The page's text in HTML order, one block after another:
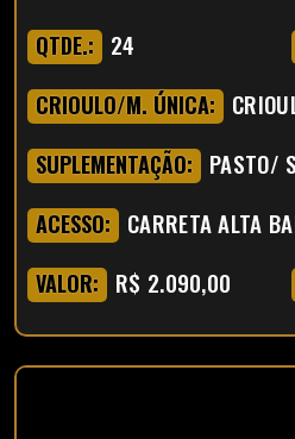
QTDE.: 24
CRIOULO/M. ÚNICA:
SUPLEMENTAÇÃO: PASTO/
ACESSO: CARRETA ALTA
VALOR: R$ 2.090,00